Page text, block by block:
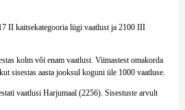
II kaitsekategooria liigi vaatlust ja 2100 III
kolm või enam vaatlust. Viimastest omakorda
sisestas aasta jooksul koguni üle 1000 vaatluse.
vaatlusi Harjumaal (2256). Sisestuste arvult